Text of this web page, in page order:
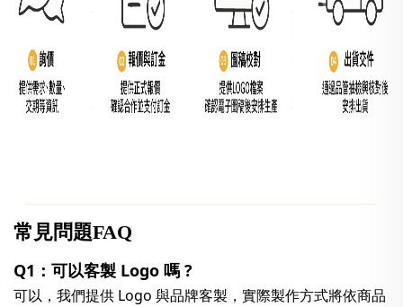
常見問題FAQ
Q1：可以客製 Logo 嗎 ?
可以，我們提供 Logo 與品牌客製，實際製作方式將依商品